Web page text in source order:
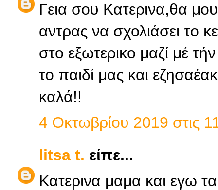
Γεια σου Κατερινα,θα
αντρας να σχολιάσει το
στο εξωτερικο μαζί μέ
το παιδί μας και
καλά!!
4 Οκτωβρίου 2019 στις
litsa t. είπε...
Κατερινα μαμα και εγω